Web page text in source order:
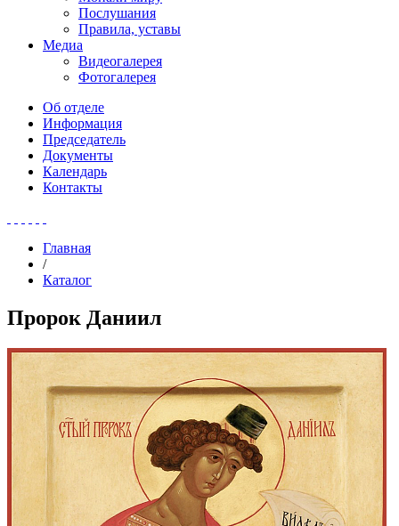
Послушания
Правила, уставы
Медиа
Видеогалерея
Фотогалерея
Об отделе
Информация
Председатель
Документы
Календарь
Контакты
Главная
/
Каталог
Пророк Даниил